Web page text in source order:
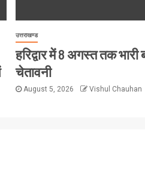
उत्तराखण्ड
हरिद्वार में 8 अगस्त तक भारी
चेतावनी
August 5, 2026 Vishul Chauhan